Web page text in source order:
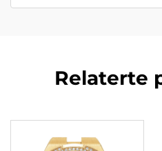
Relaterte